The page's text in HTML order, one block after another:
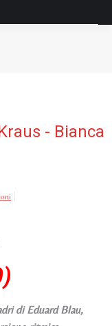
- Bianca
di Eduard Blau,